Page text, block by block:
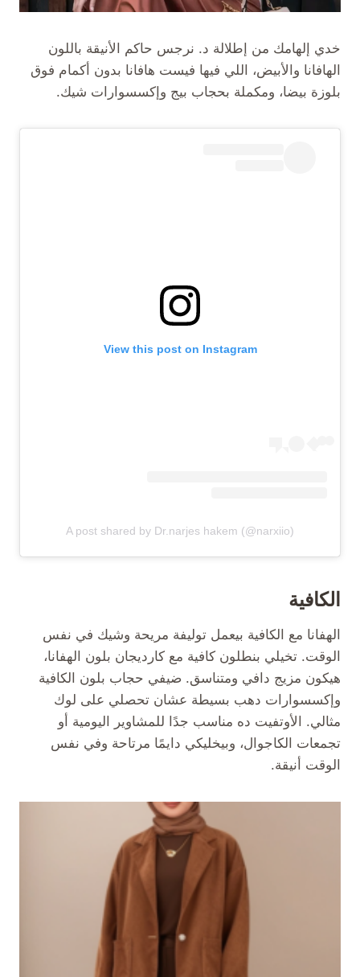
خدي إلهامك من إطلالة د. نرجس حاكم الأنيقة باللون
الهافانا والأبيض، اللي فيها فيست هافانا بدون أكمام فوق
بلوزة بيضا، ومكملة بحجاب بيج وإكسسوارات شيك.
View this post on Instagram
A post shared by Dr.narjes hakem (@narxiio)
الكافية
الهفانا مع الكافية بيعمل توليفة مريحة وشيك في نفس
الوقت. تخيلي بنطلون كافية مع كارديجان بلون الهفانا،
هيكون مزيج دافي ومتناسق. ضيفي حجاب بلون الكافية
وإكسسوارات دهب بسيطة عشان تحصلي على لوك
مثالي. الأوتفيت ده مناسب جدًا للمشاوير اليومية أو
تجمعات الكاجوال، وبيخليكي دايمًا مرتاحة وفي نفس
الوقت أنيقة.